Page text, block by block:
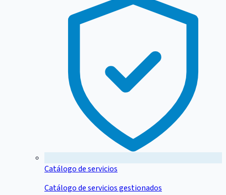
Catálogo de servicios
Catálogo de servicios gestionados